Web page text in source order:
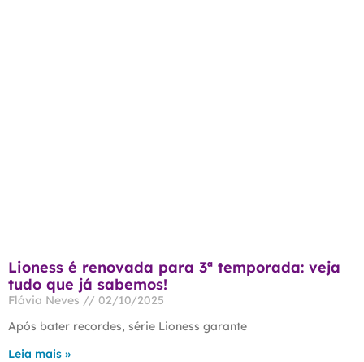
Lioness é renovada para 3ª temporada: veja
tudo que já sabemos!
Flávia Neves
02/10/2025
Após bater recordes, série Lioness garante
Leia mais »